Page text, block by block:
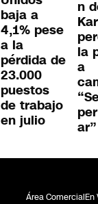
baja a
4,1% pese
a la
pérdida de
23.000
puestos
de trabajo
en julio
n
la
a
ar”
Área ComercialEn